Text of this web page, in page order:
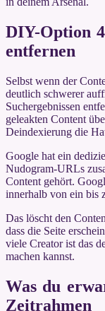
DIY-Option
entfernen
Selbst wenn der
deutlich schwerer
Suchergebnissen
geleakten Content
Deindexierung die
Google hat ein
Nudogram-URLs
Content gehört.
innerhalb von ein bis
Das löscht den
dass die Seite
viele Creator ist das
machen kannst.
Was du
Zeitrahmen